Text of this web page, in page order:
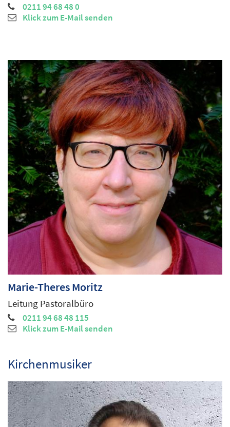
0211 94 68 48 0
Klick zum E-Mail senden
Marie-TheresMoritz
Leitung Pastoralbüro
0211 94 68 48 115
Klick zum E-Mail senden
Kirchenmusiker